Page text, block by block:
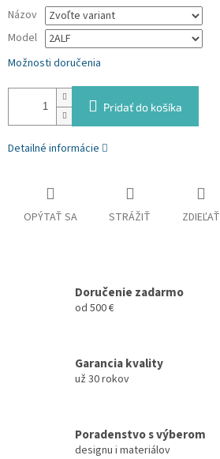
Názov
Model
Možnosti doručenia
Pridať do košíka
Detailné informácie
OPÝTAŤ SA STRÁŽIŤ ZDIEĽAŤ
Doručenie zadarmo
od 500 €
Garancia kvality
už 30 rokov
Poradenstvo s výberom
designu i materiálov